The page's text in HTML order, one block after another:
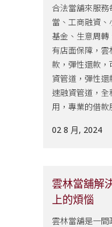
合法當舖來服
當、工商融資
基金、生意周
有店面保障，
款，彈性還款
資管道，彈性
速融資管道，
用，專業的借款
02 8 月, 2024
雲林當舖解
上的煩惱
雲林當舖是一